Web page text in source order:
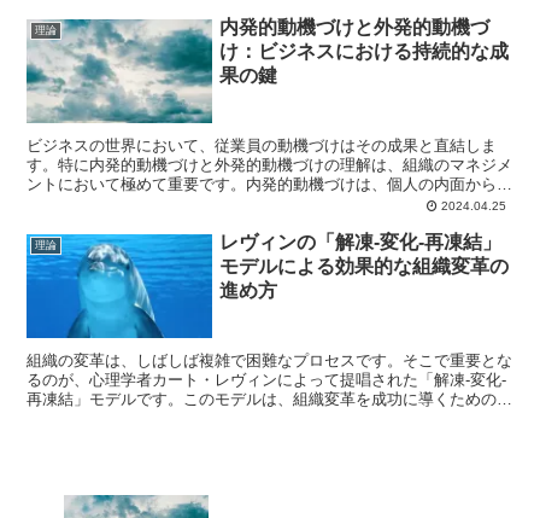
理論
内発的動機づけと外発的動機づ
け：ビジネスにおける持続的な成
果の鍵
ビジネスの世界において、従業員の動機づけはその成果と直結しま
す。特に内発的動機づけと外発的動機づけの理解は、組織のマネジメ
ントにおいて極めて重要です。内発的動機づけは、個人の内面から湧
き出る興味や関心、達成感から生じるもので、外発的動機づけ...
2024.04.25
理論
レヴィンの「解凍-変化-再凍結」
モデルによる効果的な組織変革の
進め方
組織の変革は、しばしば複雑で困難なプロセスです。そこで重要とな
るのが、心理学者カート・レヴィンによって提唱された「解凍-変化-
再凍結」モデルです。このモデルは、組織変革を成功に導くための三